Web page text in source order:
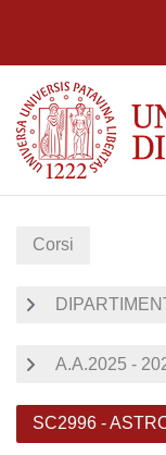
Corsi
A.A.2025 -
SC2996 -